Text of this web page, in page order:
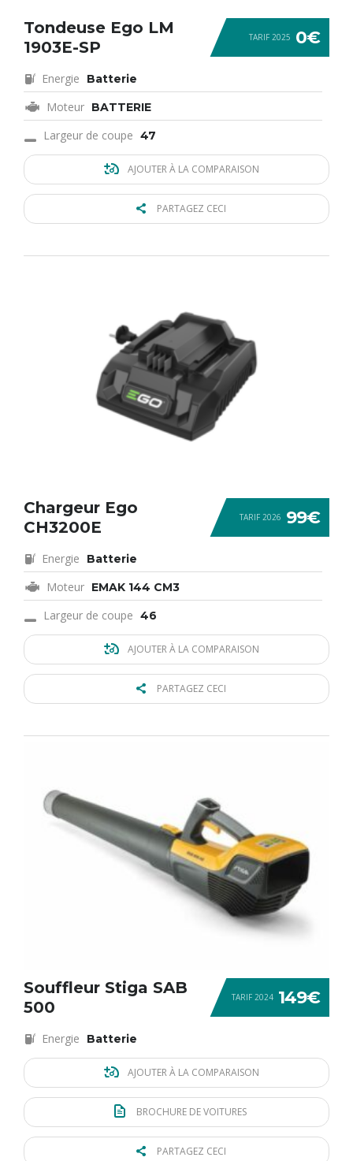
TARIF 2025 0€
Tondeuse Ego LM
1903E-SP
Energie Batterie
Moteur BATTERIE
Largeur de coupe 47
AJOUTER À LA COMPARAISON
PARTAGEZ CECI
TARIF 2026 99€
Chargeur Ego
CH3200E
Energie Batterie
Moteur EMAK 144 CM3
Largeur de coupe 46
AJOUTER À LA COMPARAISON
PARTAGEZ CECI
TARIF 2024 149€
Souffleur Stiga SAB
500
Energie Batterie
AJOUTER À LA COMPARAISON
BROCHURE DE VOITURES
PARTAGEZ CECI